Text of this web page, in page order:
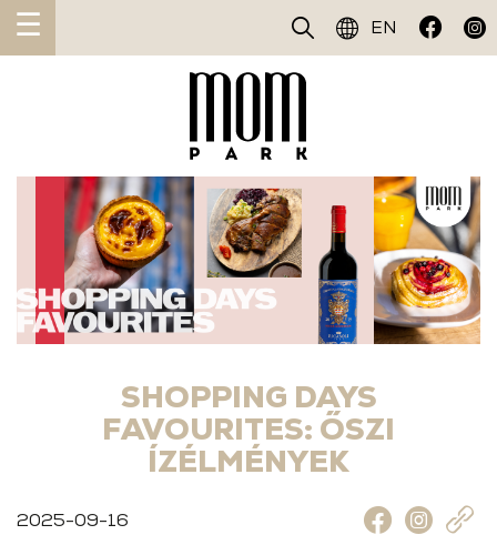
EN
☰
2025-09-16
SHOPPING DAYS
FAVOURITES: ŐSZI
ÍZÉLMÉNYEK